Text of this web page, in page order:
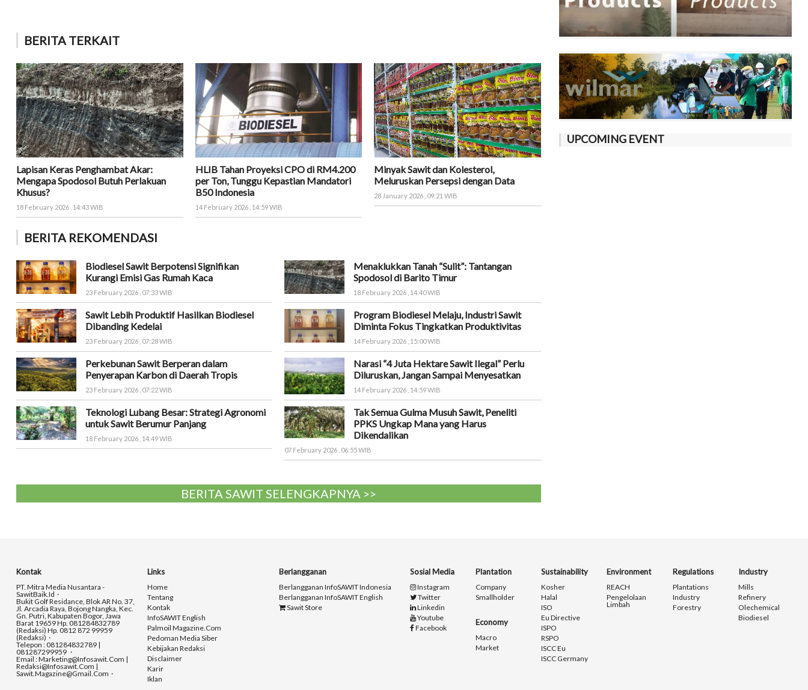
BERITA TERKAIT
Lapisan Keras Penghambat Akar:
Mengapa Spodosol Butuh Perlakuan
Khusus?
18 February 2026 , 14:43 WIB
HLIB Tahan Proyeksi CPO di RM4.200
per Ton, Tunggu Kepastian Mandatori
B50 Indonesia
14 February 2026 , 14:59 WIB
Minyak Sawit dan Kolesterol,
Meluruskan Persepsi dengan Data
28 January 2026 , 09:21 WIB
BERITA REKOMENDASI
Biodiesel Sawit Berpotensi Signifikan
Kurangi Emisi Gas Rumah Kaca
23 February 2026 , 07:33 WIB
Sawit Lebih Produktif Hasilkan Biodiesel
Dibanding Kedelai
23 February 2026 , 07:28 WIB
Perkebunan Sawit Berperan dalam
Penyerapan Karbon di Daerah Tropis
23 February 2026 , 07:22 WIB
Teknologi Lubang Besar: Strategi Agronomi
untuk Sawit Berumur Panjang
18 February 2026 , 14:49 WIB
Menaklukkan Tanah “Sulit”: Tantangan
Spodosol di Barito Timur
18 February 2026 , 14:40 WIB
Program Biodiesel Melaju, Industri Sawit
Diminta Fokus Tingkatkan Produktivitas
14 February 2026 , 15:00 WIB
Narasi “4 Juta Hektare Sawit Ilegal” Perlu
Diluruskan, Jangan Sampai Menyesatkan
14 February 2026 , 14:59 WIB
Tak Semua Gulma Musuh Sawit, Peneliti
PPKS Ungkap Mana yang Harus
Dikendalikan
07 February 2026 , 06:55 WIB
BERITA SAWIT SELENGKAPNYA >>
UPCOMING EVENT
Kontak
PT. Mitra Media Nusantara -
SawitBaik.id
Bukit Golf Residance, Blok AR No. 37,
Jl. Arcadia Raya, Bojong Nangka, Kec.
Gn. Putri, Kabupaten Bogor, Jawa
Barat 19659 Hp. 081284832789
(Redaksi) Hp. 0812 872 99959
(Redaksi)
Telepon : 081284832789 |
081287299959
Email : Marketing@infosawit.com |
Redaksi@infosawit.com |
Sawit.magazine@gmail.com
Links
Home
Tentang
Kontak
InfoSAWIT English
Palmoil Magazine.com
Pedoman Media Siber
Kebijakan Redaksi
Disclaimer
Karir
Iklan
Berlangganan
Berlangganan InfoSAWIT Indonesia
Berlangganan InfoSAWIT English
Sawit Store
Sosial Media
Instagram
Twitter
Linkedin
Youtube
Facebook
Plantation
Company
Smallholder
Economy
Macro
Market
Sustainability
Kosher
Halal
ISO
Eu Directive
ISPO
RSPO
ISCC Eu
ISCC Germany
Environment
REACH
Pengelolaan
Limbah
Regulations
Plantations
Industry
Forestry
Industry
Mills
Refinery
Olechemical
Biodiesel